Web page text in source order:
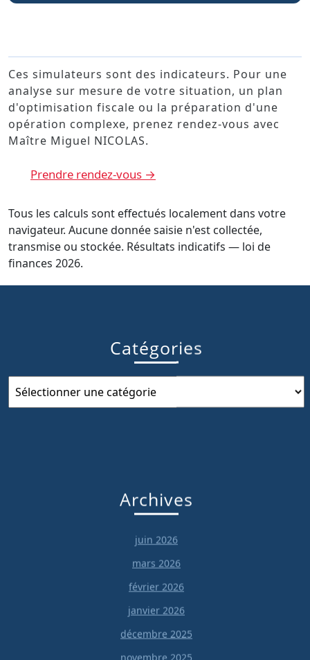
Ces simulateurs sont des indicateurs. Pour une
analyse sur mesure de votre situation, un plan
d'optimisation fiscale ou la préparation d'une
opération complexe, prenez rendez-vous avec
Maître Miguel NICOLAS.
Prendre rendez-vous →
Tous les calculs sont effectués localement dans votre
navigateur. Aucune donnée saisie n'est collectée,
transmise ou stockée. Résultats indicatifs — loi de
finances 2026.
Catégories
Catégories
Archives
juin 2026
mars 2026
février 2026
janvier 2026
décembre 2025